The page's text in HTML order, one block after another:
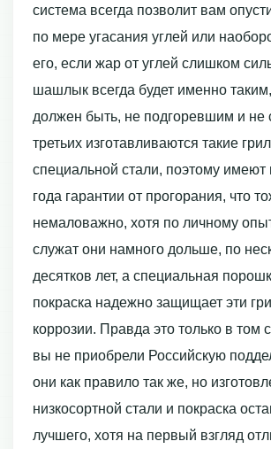
система всегда позволит вам
по мере угасания углей или
его, если жар от углей слишком
шашлык всегда будет именно
должен быть, не подгоревшим и
третьих изготавливаются такие
специальной стали, поэтому
года гарантии от прогорания, что
немаловажно, хотя по личному
служат они намного дольше, по
десятков лет, а специальная
покраска надежно защищает эти
коррозии. Правда это только в том
вы не приобрели Российскую
они как правило так же, но
низкосортной стали и покраска
лучшего, хотя на первый взгляд